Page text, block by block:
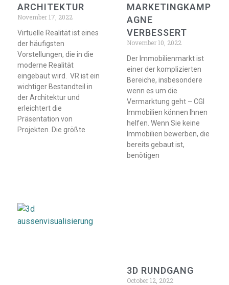
ARCHITEKTUR
November 17, 2022
Virtuelle Realität ist eines
der häufigsten
Vorstellungen, die in die
moderne Realität
eingebaut wird. VR ist ein
wichtiger Bestandteil in
der Architektur und
erleichtert die
Präsentation von
Projekten. Die größte
MARKETINGKAMP
AGNE
VERBESSERT
November 10, 2022
Der Immobilienmarkt ist
einer der komplizierten
Bereiche, insbesondere
wenn es um die
Vermarktung geht – CGI
Immobilien können Ihnen
helfen. Wenn Sie keine
Immobilien bewerben, die
bereits gebaut ist,
benötigen
3D RUNDGANG
October 12, 2022